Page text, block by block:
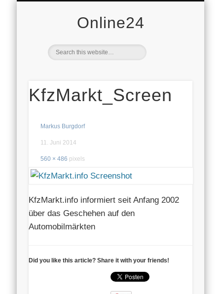
Online24
KfzMarkt_Screen
Markus Burgdorf
11. Juni 2014
560 × 486 pixels
KfzMarkt.info informiert seit Anfang 2002
über das Geschehen auf den
Automobilmärkten
Did you like this article? Share it with your friends!